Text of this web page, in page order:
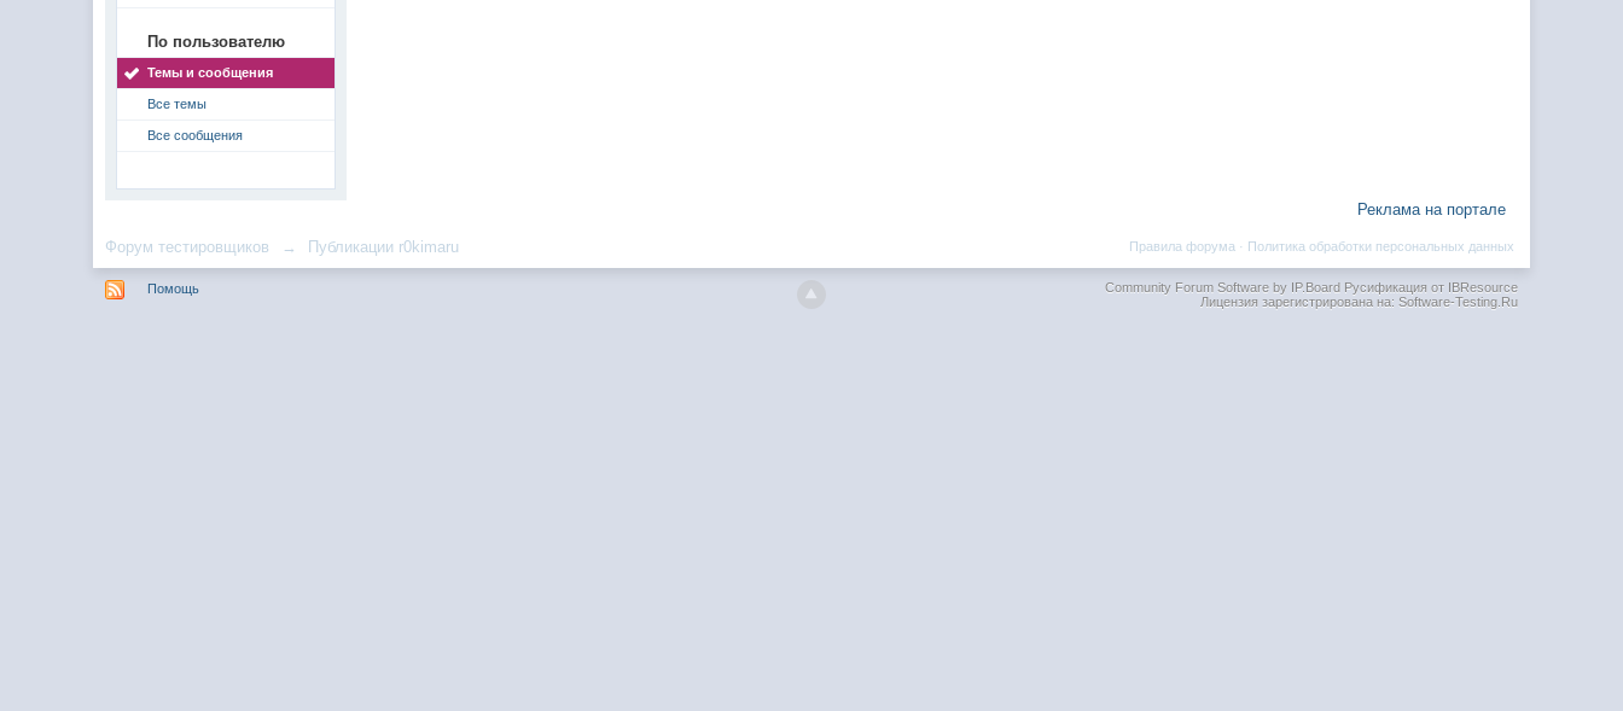
По пользователю
Темы и сообщения
Все темы
Все сообщения
Реклама на портале
Форум тестировщиков → Публикации r0kimaru Политика обработки персональных данных
Правила форума ·
Помощь Community Forum Software by IP.BoardРусификация от IBResource
Лицензия зарегистрирована на: Software-Testing.Ru